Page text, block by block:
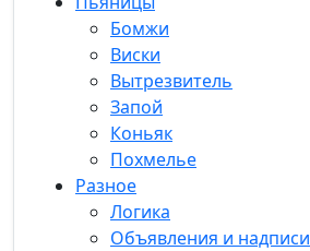
Бомжи
Виски
Вытрезвитель
Запой
Коньяк
Похмелье
Разное
Логика
Объявления и надписи